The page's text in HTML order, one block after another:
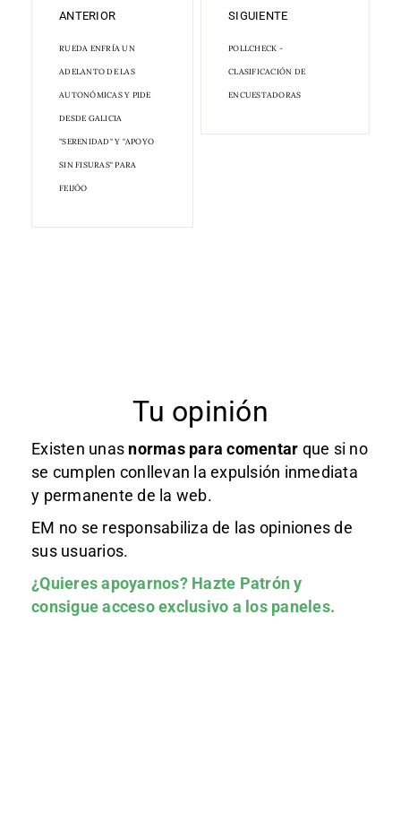
ANTERIOR
RUEDA ENFRÍA UN
ADELANTO DE LAS
AUTONÓMICAS Y PIDE
DESDE GALICIA
"SERENIDAD" Y "APOYO
SIN FISURAS" PARA
FEIJÓO
SIGUIENTE
POLLCHECK -
CLASIFICACIÓN DE
ENCUESTADORAS
Tu opinión
Existen unas normas para comentar que si no
se cumplen conllevan la expulsión inmediata
y permanente de la web.
EM no se responsabiliza de las opiniones de
sus usuarios.
¿Quieres apoyarnos? Hazte Patróny
consigue acceso exclusivo a los paneles.